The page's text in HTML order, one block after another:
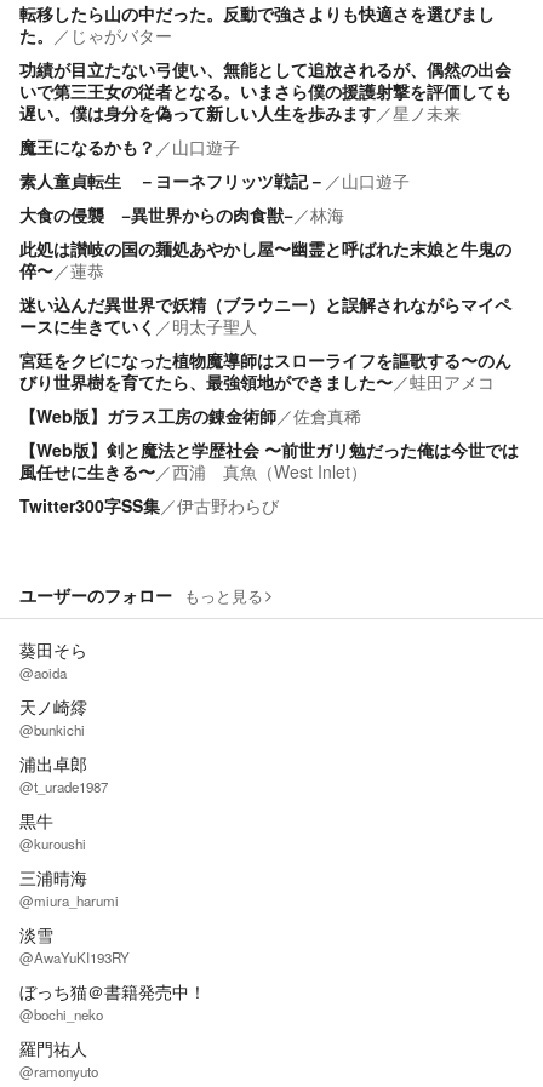
転移したら山の中だった。反動で強さよりも快適さを選びまし
た。 ／ じゃがバター
功績が目立たない弓使い、無能として追放されるが、偶然の出会
いで第三王女の従者となる。いまさら僕の援護射撃を評価しても
遅い。僕は身分を偽って新しい人生を歩みます／星ノ未来
魔王になるかも？ ／山口遊子
素人童貞転生 －ヨーネフリッツ戦記－ ／山口遊子
大食の侵襲 −異世界からの肉食獣−／林海
此処は讃岐の国の麺処あやかし屋〜幽霊と呼ばれた末娘と牛鬼の
倅〜／蓮恭
迷い込んだ異世界で妖精（ブラウニー）と誤解されながらマイペ
ースに生きていく ／明太子聖人
宮廷をクビになった植物魔導師はスローライフを謳歌する〜のん
びり世界樹を育てたら、最強領地ができました〜／蛙田アメコ
【Web版】ガラス工房の錬金術師／佐倉真稀
【Web版】剣と魔法と学歴社会 〜前世ガリ勉だった俺は今世では
風任せに生きる〜／西浦 真魚（West Inlet）
Twitter300字SS集／伊古野わらび
ユーザーのフォロー もっと見る
葵田そら
@aoida
天ノ崎䌢
@bunkichi
浦出卓郎
@t_urade1987
黒牛
@kuroushi
三浦晴海
@miura_harumi
淡雪
@AwaYuKI193RY
ぼっち猫＠書籍発売中！
@bochi_neko
羅門祐人
@ramonyuto